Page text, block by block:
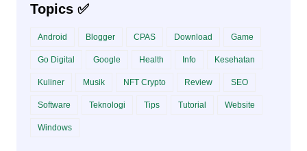
Topics ✅
Android Blogger CPAS Download Game
Go Digital Google Health Info Kesehatan
Kuliner Musik NFT Crypto Review SEO
Software Teknologi Tips Tutorial Website
Windows